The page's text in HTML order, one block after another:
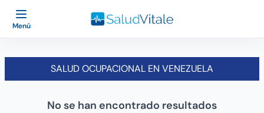
Menú
SALUD OCUPACIONAL EN VENEZUELA
No se han encontrado resultados